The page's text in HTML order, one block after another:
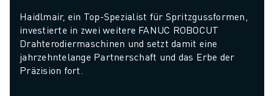
Haidlmair, ein Top-Spezialist für Spritzgussformen,
investierte in zwei weitere FANUC ROBOCUT
Drahterodiermaschinen und setzt damit eine
jahrzehntelange Partnerschaft und das Erbe der
Präzision fort.